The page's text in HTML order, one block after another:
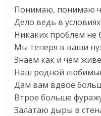
Понимаю, понимаю
Дело ведь в
Никаких проблем не
Мы теперя в ваши
Знаем как и чем
Наш родной
Дам вам вдвое
Втрое больше
Залатаю дыры в